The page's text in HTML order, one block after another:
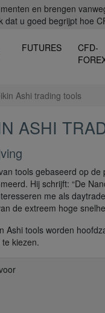
en brengen
dat u goed begrijpt hoe
FUTURES
CFD-
Ashi trading tools
ASHI
tools gebaseerd op
Hij schrijft: “De
me als
de extreem hoge
Ashi tools worden
kiezen.